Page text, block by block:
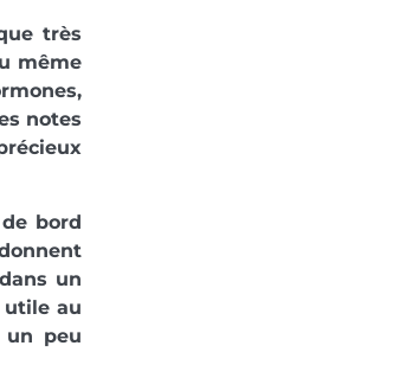
très
même
notes
bord
un
utile au
un peu